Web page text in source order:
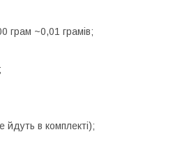
грам ~0,01 грамів;
в комплекті);